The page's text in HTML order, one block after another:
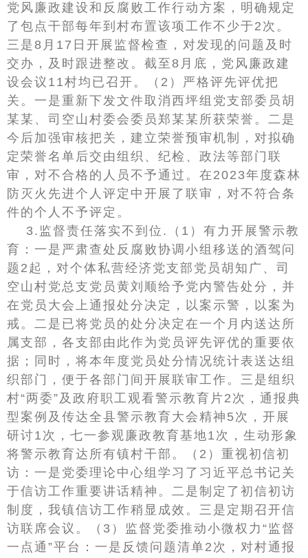
党风廉政建设和反腐败工作行动方案，明确规定
了包点干部每年到村布置该项工作不少于2次。
三是8月17日开展监督检查，对发现的问题及时
交办，及时跟进整改。截至8月底，党风廉政建
设会议11村均已召开。（2）严格评先评优把
关。一是重新下发文件取消西坪组党支部委员胡
某某、司空山村委会委员郑某某所获荣誉。二是
今后加强审核把关，建立荣誉预审机制，对拟确
定荣誉名单后交由组织、纪检、政法等部门联
审，对不合格的人员不予通过。在2023年度森林
防灭火先进个人评定中开展了联审，对不符合条
件的个人不予评定。
3.监督责任落实不到位.（1）有力开展警示教
育：一是严肃查处反腐败协调小组移送的酒驾问
题2起，对个体私营经济党支部党员胡知广、司
空山村党总支党员黄刘顺给予党内警告处分，并
在党员大会上通报处分决定，以案示警，以案为
戒。二是已将党员的处分决定在一个月内送达所
属支部，各支部由此作为党员评先评优的重要依
据；同时，将本年度党员处分情况统计表送达组
织部门，便于各部门间开展联审工作。三是组织
村“两委”及政府职工观看警示教育片2次，通报典
型案例及传达全县警示教育大会精神5次，开展
研讨1次，七一参观廉政教育基地1次，生动形象
将警示教育达所有镇村干部。（2）重视初信初
访：一是党委理论中心组学习了习近平总书记关
于信访工作重要讲话精神。二是制定了初信初访
制度，我镇信访工作稍显成效。三是定期召开信
访联席会议。（3）监督党委推动小微权力“监督
一点通”平台：一是反馈问题清单2次，对村通报